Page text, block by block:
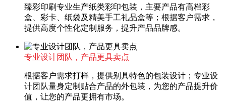
臻彩印刷专业生产纸类彩印包装，主要产品有高档彩
盒、彩卡、纸袋及精美手工礼品盒等；根据客户需求，
提供高度个性化定制服务，提升产品品牌感。
专业设计团队，产品更具卖点
根据客户需求打样，提供别具特色的包装设计；专业设
计团队量身定制贴合产品的外包装，为您的产品提升价
值，让您的产品更拥有市场。